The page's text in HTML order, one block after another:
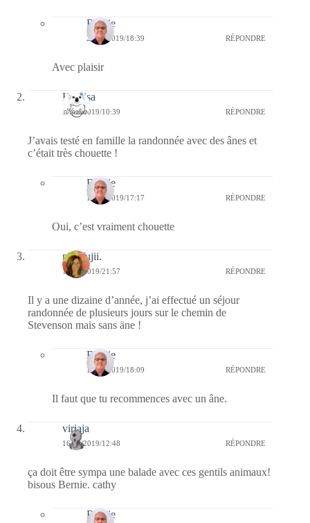
Bernie
23/05/2019/18:39 RÉPONDRE
Avec plaisir
Koalisa
18/05/2019/10:39 RÉPONDRE
J’avais testé en famille la randonnée avec des ânes et
c’était très chouette !
Bernie
18/05/2019/17:17 RÉPONDRE
Oui, c’est vraiment chouette
missfujii.
16/05/2019/21:57 RÉPONDRE
Il y a une dizaine d’année, j’ai effectué un séjour
randonnée de plusieurs jours sur le chemin de
Stevenson mais sans äne !
Bernie
17/05/2019/18:09 RÉPONDRE
Il faut que tu recommences avec un âne.
virjaja
16/05/2019/12:48 RÉPONDRE
ça doit être sympa une balade avec ces gentils animaux!
bisous Bernie. cathy
Bernie